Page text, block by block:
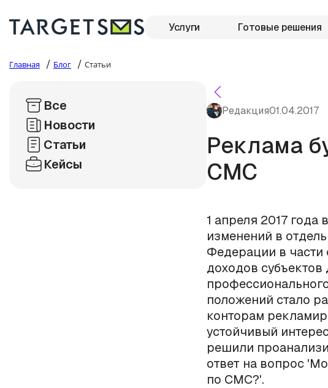
Услуги Готовые решения
Главная / Блог / Статьи
Все
Новости
Статьи
Кейсы
Редакция01.04.2017
Реклама
СМС
1 апреля 2017
изменений в
Федерации в
доходов
положений стало
конторам
устойчивый
решили
ответ на вопрос
по СМС?'.